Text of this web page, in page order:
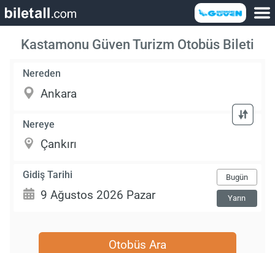
Kastamonu Güven Turizm Otobüs Bileti
Nereden
Nereye
Gidiş Tarihi Bugün
Yarın
Otobüs Ara